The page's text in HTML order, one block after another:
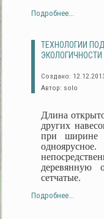
Подробнее...
ТЕХНОЛОГИИ
ЭКОЛОГИЧНОСТИ
Создано:
Автор: solo
Длина
других
при ширине
деревянную
сетчатые.
Подробнее...